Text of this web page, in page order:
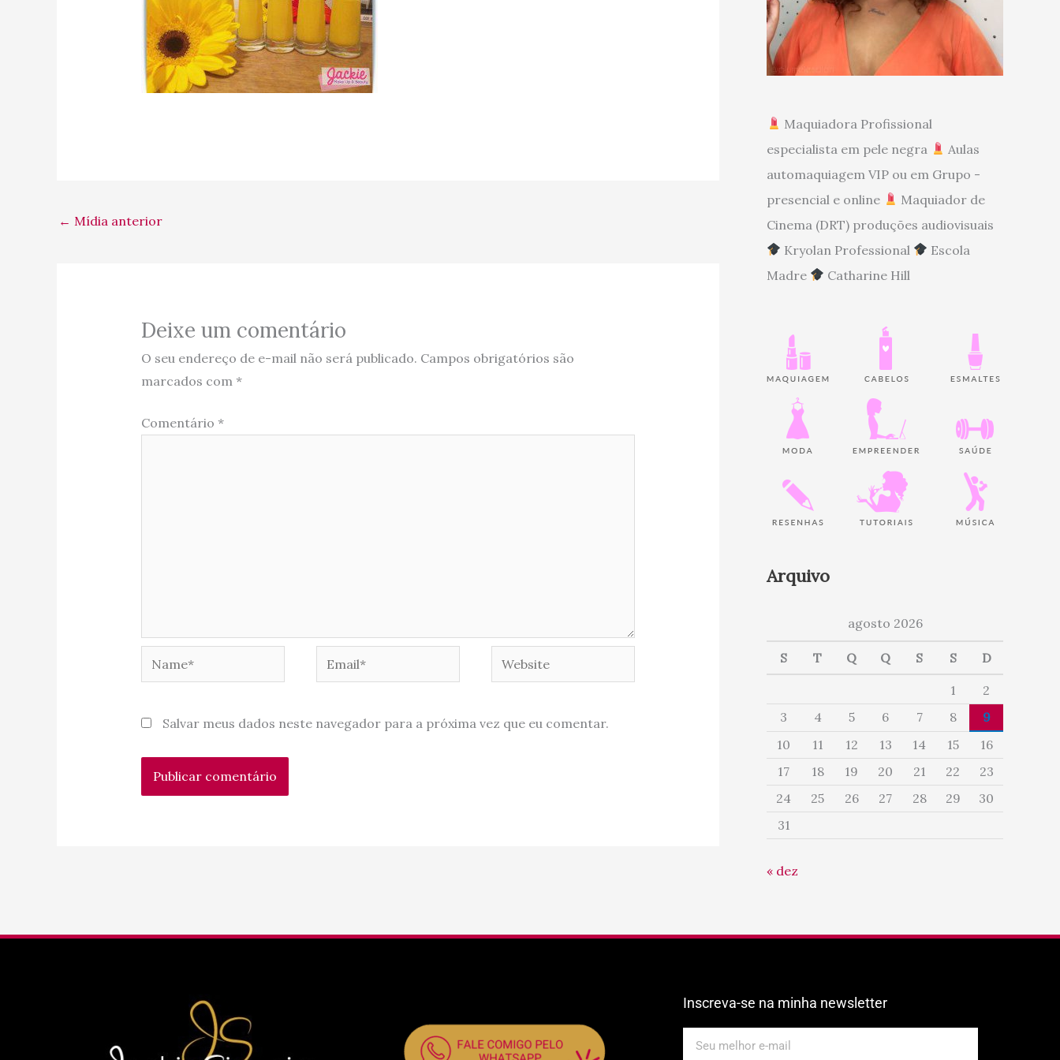
← Mídia anterior
Deixe um comentário
O seu endereço de e-mail não será publicado. Campos obrigatórios são
marcados com *
Comentário *
Website
Salvar meus dados neste navegador para a próxima vez que eu comentar.
Maquiadora Profissional
especialista em pele negra
Aulas
automaquiagem VIP ou em Grupo -
presencial e online
Maquiador de
Cinema (DRT) produções audiovisuais
Kryolan Professional
Escola
Madre
Catharine Hill
Arquivo
agosto 2026
S T Q Q S S D
1
2
3
4 5 6 7 8
9
10
11 12 13 14 15
16
17
18 19 20 21 22
23
24
25 26 27 28 29
30
31
« dez
Inscreva-se na minha newsletter